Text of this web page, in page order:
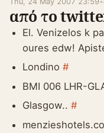
από το
El. Venizelos k
oures edw!
Londino#
BMI 006 LHR-
Glasgow..#